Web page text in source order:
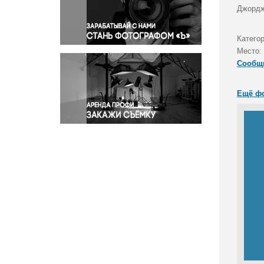
Правосудие
Происшествия и конфликты
Религия
Светская жизнь
Спорт
Экология
Экономика и бизнес
Место:
Ещё